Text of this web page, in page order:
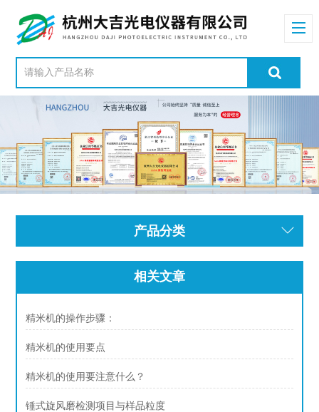
产品分类
相关文章
精米机的操作步骤：
精米机的使用要点
精米机的使用要注意什么？
锤式旋风磨检测项目与样品粒度